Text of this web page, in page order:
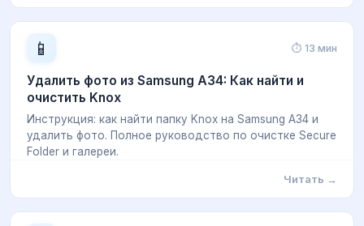
📱 ⏱ 13 мин
Удалить фото из Samsung A34: Как найти и
очистить Knox
Инструкция: как найти папку Knox на Samsung A34 и
удалить фото. Полное руководство по очистке Secure
Folder и галереи.
Читать →